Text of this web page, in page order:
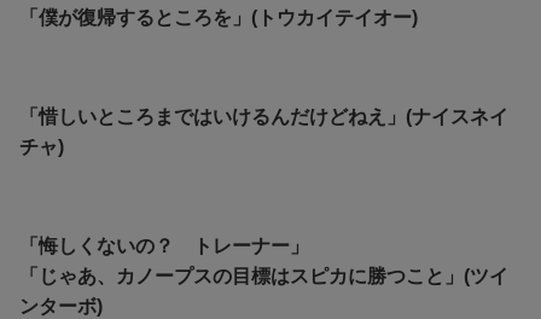
「僕が復帰するところを」(トウカイテイオー)
「惜しいところまではいけるんだけどねえ」(ナイスネイ
チャ)
「悔しくないの？ トレーナー」
「じゃあ、カノープスの目標はスピカに勝つこと」(ツイ
ンターボ)